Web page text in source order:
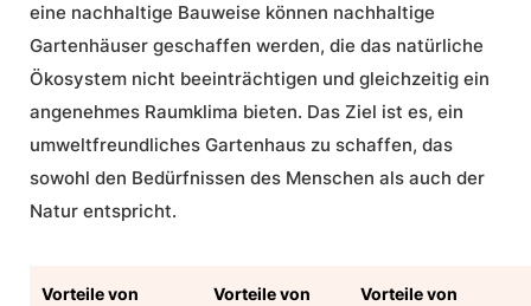
eine nachhaltige Bauweise können nachhaltige
Gartenhäuser geschaffen werden, die das natürliche
Ökosystem nicht beeinträchtigen und gleichzeitig ein
angenehmes Raumklima bieten. Das Ziel ist es, ein
umweltfreundliches Gartenhaus zu schaffen, das
sowohl den Bedürfnissen des Menschen als auch der
Natur entspricht.
Vorteile von
Vorteile von
Vorteile von